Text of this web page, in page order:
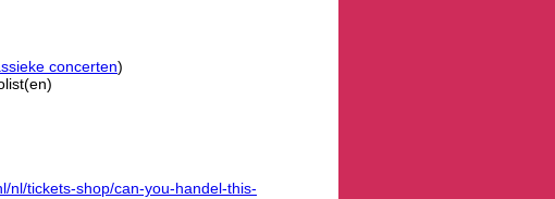
concerten)
nl/tickets-shop/can-you-handel-this-